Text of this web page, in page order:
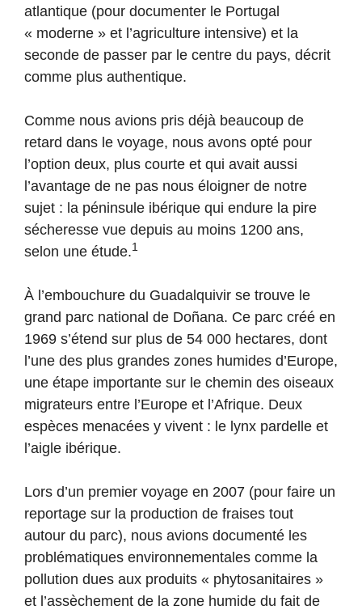
atlantique (pour documenter le Portugal
« moderne » et l’agriculture intensive) et la
seconde de passer par le centre du pays, décrit
comme plus authentique.
Comme nous avions pris déjà beaucoup de
retard dans le voyage, nous avons opté pour
l’option deux, plus courte et qui avait aussi
l’avantage de ne pas nous éloigner de notre
sujet : la péninsule ibérique qui endure la pire
sécheresse vue depuis au moins 1200 ans,
selon une étude.1
À l’embouchure du Guadalquivir se trouve le
grand parc national de Doñana. Ce parc créé en
1969 s’étend sur plus de 54 000 hectares, dont
l’une des plus grandes zones humides d’Europe,
une étape importante sur le chemin des oiseaux
migrateurs entre l’Europe et l’Afrique. Deux
espèces menacées y vivent : le lynx pardelle et
l’aigle ibérique.
Lors d’un premier voyage en 2007 (pour faire un
reportage sur la production de fraises tout
autour du parc), nous avions documenté les
problématiques environnementales comme la
pollution dues aux produits « phytosanitaires »
et l’assèchement de la zone humide du fait de